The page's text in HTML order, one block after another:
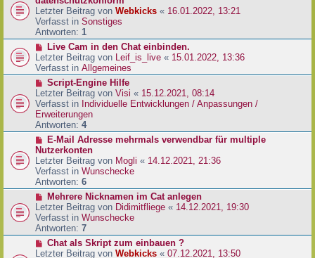
g
B
e
i
t
a
g
u
e
r
B
e
i
t
a
g
Letzter Beitrag von Webkicks « 16.01.2022, 13:21
Verfasst in Sonstiges
Antworten: 1
N
e
u
e
r
B
e
i
t
a
g
Live Cam in den Chat einbinden.
Letzter Beitrag von Leif_is_live « 15.01.2022, 13:36
Verfasst in Allgemeines
N
e
u
e
r
B
e
i
t
r
a
g
Script-Engine Hilfe
Letzter Beitrag von Visi « 15.12.2021, 08:14
Verfasst in Individuelle Entwicklungen / Anpassungen /
Erweiterungen
Antworten: 4
N
e
u
e
r
B
e
i
t
r
a
g
E-Mail Adresse mehrmals verwendbar für multiple
Nutzerkonten
Letzter Beitrag von Mogli « 14.12.2021, 21:36
Verfasst in Wunschecke
Antworten: 6
N
e
u
e
r
B
Mehrere Nicknamen im Cat anlegen
Letzter Beitrag von Didimitfliege « 14.12.2021, 19:30
Verfasst in Wunschecke
Antworten: 7
N
e
Chat als Skript zum einbauen ?
Letzter Beitrag von Webkicks « 07.12.2021, 13:50